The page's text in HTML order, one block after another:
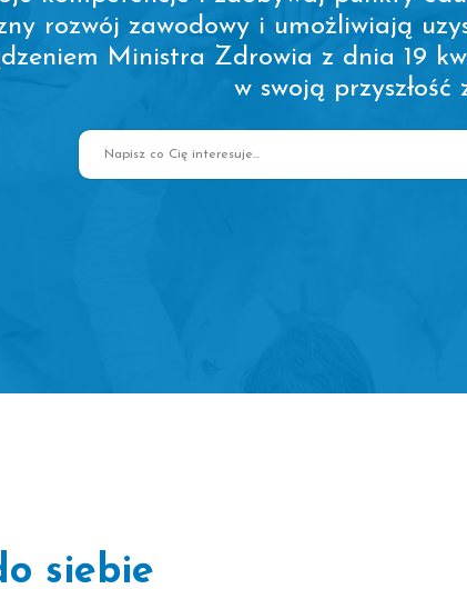
rozwój zawodowy i umożliwiają
Ministra Zdrowia z dnia 19
w swoją przyszłość
siebie